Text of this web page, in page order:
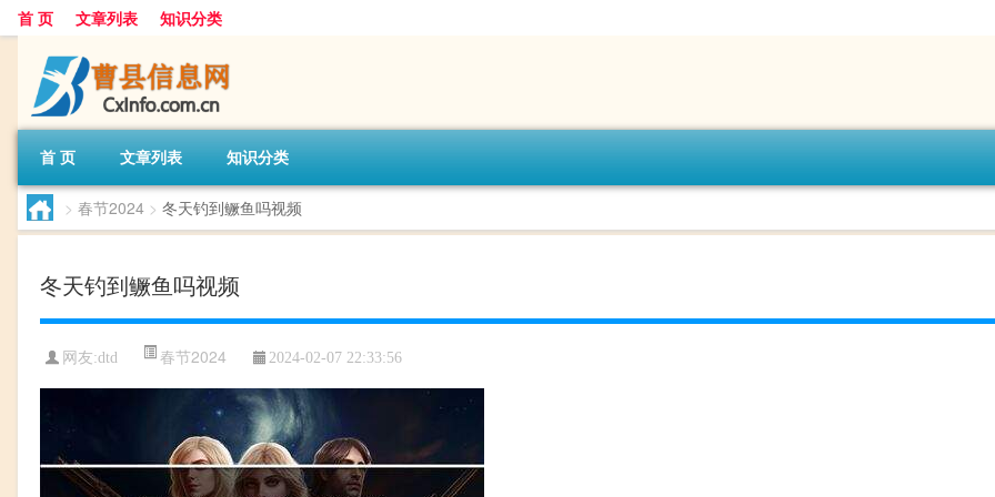
首 页 文章列表 知识分类
首 页 文章列表 知识分类
> 春节2024 > 冬天钓到鳜鱼吗视频
冬天钓到鳜鱼吗视频
网友:dtd 春节2024 2024-02-07 22:33:56